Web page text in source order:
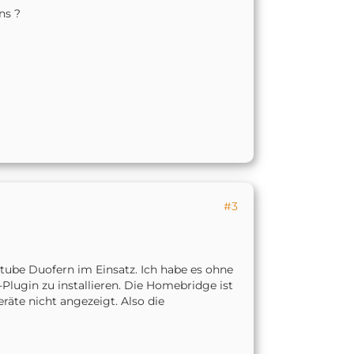
?
#3
Duofern im Einsatz. Ich habe es ohne
zu installieren. Die Homebridge ist
nicht angezeigt. Also die